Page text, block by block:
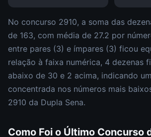
No concurso 2910, a soma das
de 163, com média de 27.2 por
entre pares (3) e ímpares (3) ficou
relação à faixa numérica, 4 dezenas
abaixo de 30 e 2 acima, indicando
concentrada nos números mais
2910 da Dupla Sena.
Como Foi o Último Concurso